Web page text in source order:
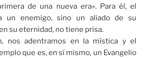
de una nueva era». Para él, el
un enemigo, sino un aliado de su
su eternidad, no tiene prisa.
nos adentramos en la mística y el
que es, en sí mismo, un Evangelio